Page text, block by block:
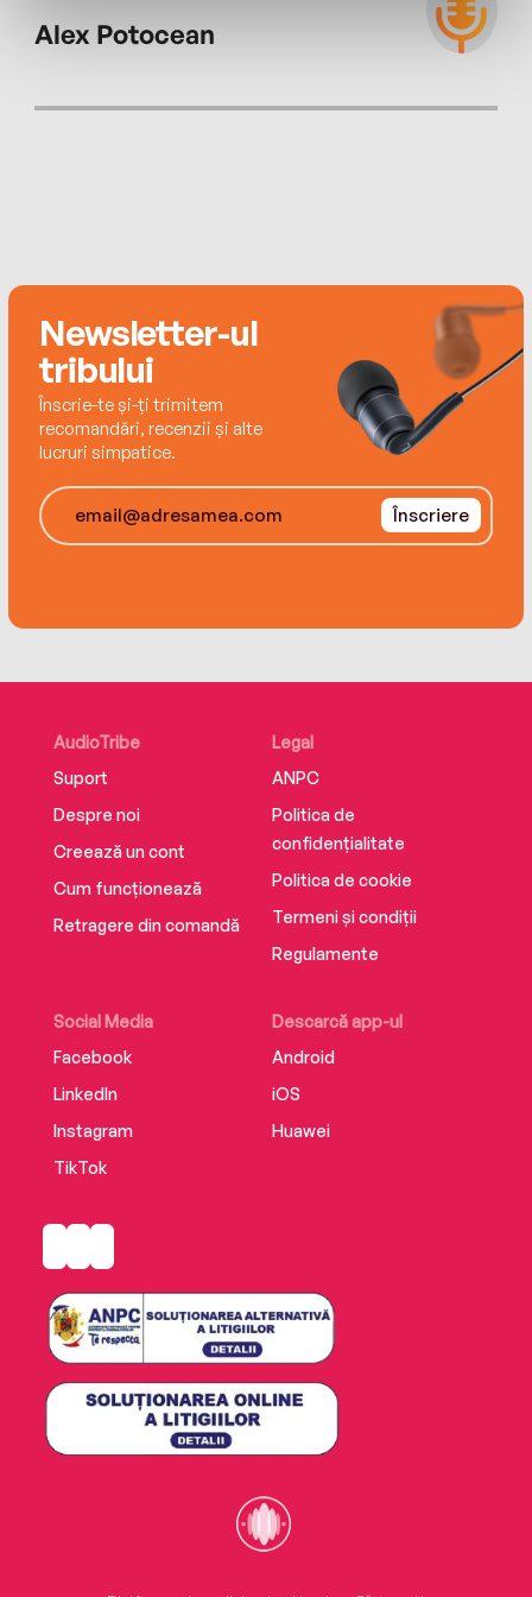
Alex Potocean
Newsletter-ul
tribului
Înscrie-te și-ți trimitem
recomandări, recenzii și alte
lucruri simpatice.
Înscriere
AudioTribe
Suport
Despre noi
Creează un cont
Cum funcționează
Retragere din comandă
Social Media
Facebook
LinkedIn
Instagram
TikTok
Descarcă app-ul
Android
iOS
Huawei
Legal
ANPC
Politica de
confidențialitate
Politica de cookie
Termeni și condiții
Regulamente